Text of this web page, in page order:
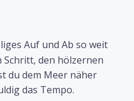
Auf und Ab so weit
Schritt, den hölzernen
du dem Meer näher
das Tempo.